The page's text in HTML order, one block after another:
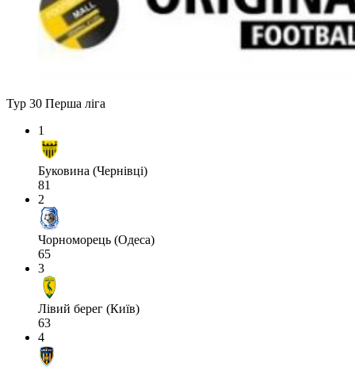
Тур 30 Перша ліга
1
Буковина (Чернівці)
81
2
Чорноморець (Одеса)
65
3
Лівий берег (Київ)
63
4